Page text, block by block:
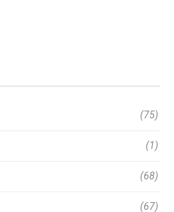
(75)
(1)
(68)
(67)